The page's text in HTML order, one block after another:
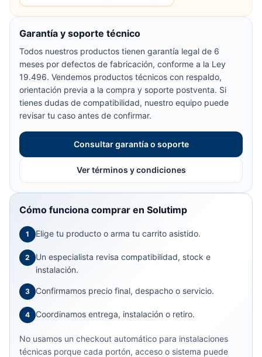
Garantía y soporte técnico
Todos nuestros productos tienen garantía legal de 6
meses por defectos de fabricación, conforme a la Ley
19.496. Vendemos productos técnicos con respaldo,
orientación previa a la compra y soporte postventa. Si
tienes dudas de compatibilidad, nuestro equipo puede
revisar tu caso antes de confirmar.
Consultar garantía o soporte
Ver términos y condiciones
Cómo funciona comprar en Solutimp
1 Elige tu producto o arma tu carrito asistido.
2
Un especialista revisa compatibilidad, stock e
instalación.
3 Confirmamos precio final, despacho o servicio.
4 Coordinamos entrega, instalación o retiro.
No usamos un checkout automático para instalaciones
técnicas porque cada portón, acceso o sistema puede